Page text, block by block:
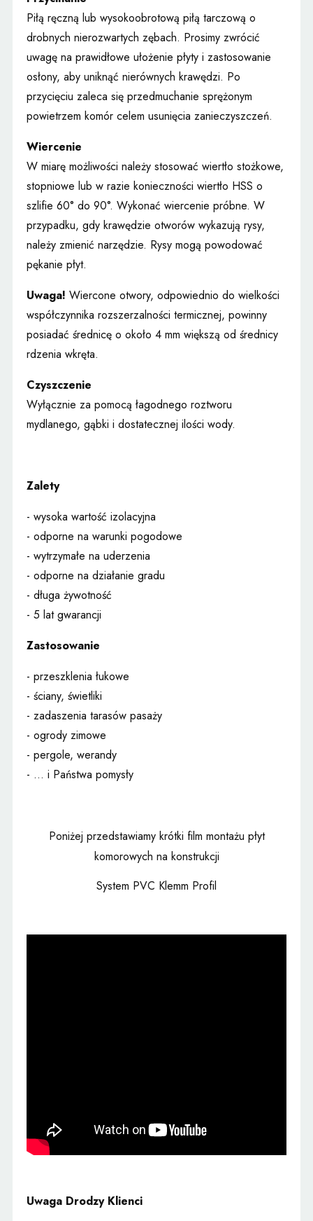
Piłą ręczną lub wysokoobrotową piłą tarczową o
drobnych nierozwartych zębach. Prosimy zwrócić
uwagę na prawidłowe ułożenie płyty i zastosowanie
osłony, aby uniknąć nierównych krawędzi. Po
przycięciu zaleca się przedmuchanie sprężonym
powietrzem komór celem usunięcia zanieczyszczeń.
Wiercenie
W miarę możliwości należy stosować wiertło stożkowe,
stopniowe lub w razie konieczności wiertło HSS o
szlifie 60° do 90°. Wykonać wiercenie próbne. W
przypadku, gdy krawędzie otworów wykazują rysy,
należy zmienić narzędzie. Rysy mogą powodować
pękanie płyt.
Uwaga! Wiercone otwory, odpowiednio do wielkości
współczynnika rozszerzalności termicznej, powinny
posiadać średnicę o około 4 mm większą od średnicy
rdzenia wkręta.
Czyszczenie
Wyłącznie za pomocą łagodnego roztworu
mydlanego, gąbki i dostatecznej ilości wody.
Zalety
- wysoka wartość izolacyjna
- odporne na warunki pogodowe
- wytrzymałe na uderzenia
- odporne na działanie gradu
- długa żywotność
- 5 lat gwarancji
Zastosowanie
- przeszklenia łukowe
- ściany, świetliki
- zadaszenia tarasów pasaży
- ogrody zimowe
- pergole, werandy
- ... i Państwa pomysły
Poniżej przedstawiamy krótki film montażu płyt
komorowych na konstrukcji
System PVC Klemm Profil
Uwaga Drodzy Klienci